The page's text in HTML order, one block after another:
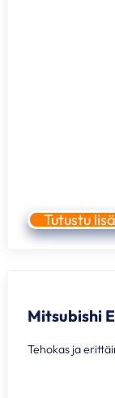
Tutustu
Mitsubishi
Tehokas ja